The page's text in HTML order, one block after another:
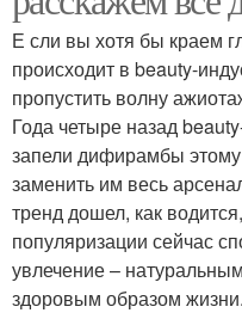
Е сли вы хотя бы краем
происходит в beauty-
пропустить волну
Года четыре назад
запели дифирамбы этому
заменить им весь
тренд дошел, как
популяризации сейчас
увлечение –
здоровым образом